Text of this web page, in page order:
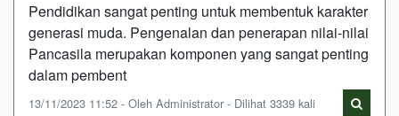
Pendidikan sangat penting untuk membentuk karakter
generasi muda. Pengenalan dan penerapan nilai-nilai
Pancasila merupakan komponen yang sangat penting
dalam pembent
13/11/2023 11:52 - Oleh Administrator - Dilihat 3339 kali